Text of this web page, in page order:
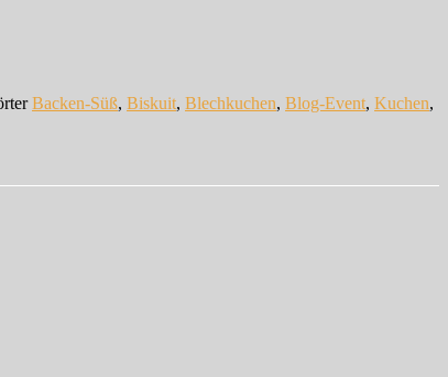
Backen-Süß, Biskuit, Blechkuchen, Blog-Event, Kuchen,